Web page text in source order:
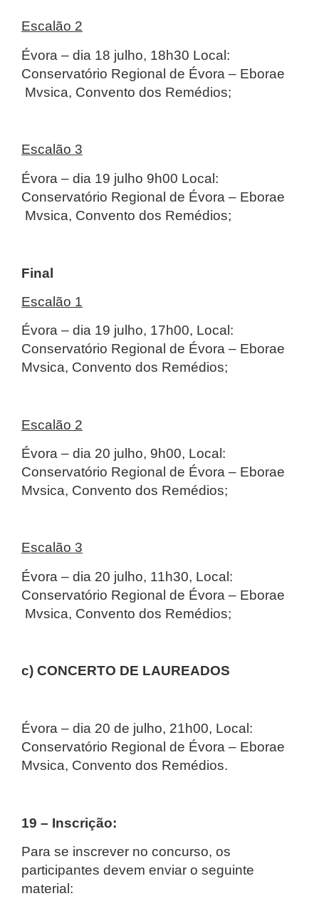
Escalão 2
Évora – dia 18 julho, 18h30 Local:
Conservatório Regional de Évora – Eborae
Mvsica, Convento dos Remédios;
Escalão 3
Évora – dia 19 julho 9h00 Local:
Conservatório Regional de Évora – Eborae
Mvsica, Convento dos Remédios;
Final
Escalão 1
Évora – dia 19 julho, 17h00, Local:
Conservatório Regional de Évora – Eborae
Mvsica, Convento dos Remédios;
Escalão 2
Évora – dia 20 julho, 9h00, Local:
Conservatório Regional de Évora – Eborae
Mvsica, Convento dos Remédios;
Escalão 3
Évora – dia 20 julho, 11h30, Local:
Conservatório Regional de Évora – Eborae
Mvsica, Convento dos Remédios;
c) CONCERTO DE LAUREADOS
Évora – dia 20 de julho, 21h00, Local:
Conservatório Regional de Évora – Eborae
Mvsica, Convento dos Remédios.
19 – Inscrição:
Para se inscrever no concurso, os
participantes devem enviar o seguinte
material: